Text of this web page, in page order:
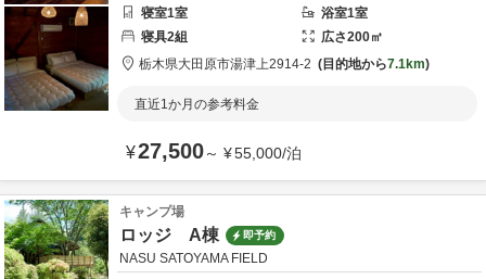
寝室1室 浴室1室
寝具2組 広さ200㎡
栃木県大田原市湯津上2914-2 目的地から7.1km
直近1か月の参考料金
¥27,500～ ¥55,000/泊
キャンプ場
ロッジ A棟 即予約
NASU SATOYAMA FIELD